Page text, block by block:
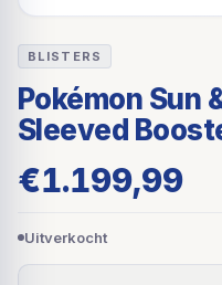
BLISTERS
Pokémon Sun
Sleeved
€1.199,99
Uitverkocht